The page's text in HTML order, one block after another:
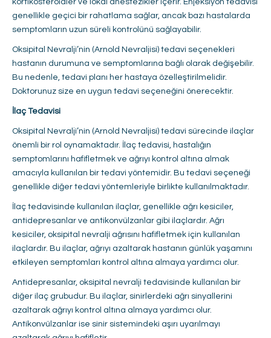
genellikle geçici bir rahatlama sağlar, ancak bazı hastalarda
semptomların uzun süreli kontrolünü sağlayabilir.
Oksipital Nevralji’nin (Arnold Nevraljisi) tedavi seçenekleri
hastanın durumuna ve semptomlarına bağlı olarak değişebilir.
Bu nedenle, tedavi planı her hastaya özelleştirilmelidir.
Doktorunuz size en uygun tedavi seçeneğini önerecektir.
İlaç Tedavisi
Oksipital Nevralji’nin (Arnold Nevraljisi) tedavi sürecinde ilaçlar
önemli bir rol oynamaktadır. İlaç tedavisi, hastalığın
semptomlarını hafifletmek ve ağrıyı kontrol altına almak
amacıyla kullanılan bir tedavi yöntemidir. Bu tedavi seçeneği
genellikle diğer tedavi yöntemleriyle birlikte kullanılmaktadır.
İlaç tedavisinde kullanılan ilaçlar, genellikle ağrı kesiciler,
antidepresanlar ve antikonvülzanlar gibi ilaçlardır. Ağrı
kesiciler, oksipital nevralji ağrısını hafifletmek için kullanılan
ilaçlardır. Bu ilaçlar, ağrıyı azaltarak hastanın günlük yaşamını
etkileyen semptomları kontrol altına almaya yardımcı olur.
Antidepresanlar, oksipital nevralji tedavisinde kullanılan bir
diğer ilaç grubudur. Bu ilaçlar, sinirlerdeki ağrı sinyallerini
azaltarak ağrıyı kontrol altına almaya yardımcı olur.
Antikonvülzanlar ise sinir sistemindeki aşırı uyarılmayı